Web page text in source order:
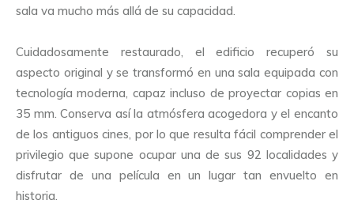
sala va mucho más allá de su capacidad.
Cuidadosamente restaurado, el edificio recuperó su
aspecto original y se transformó en una sala equipada con
tecnología moderna, capaz incluso de proyectar copias en
35 mm. Conserva así la atmósfera acogedora y el encanto
de los antiguos cines, por lo que resulta fácil comprender el
privilegio que supone ocupar una de sus 92 localidades y
disfrutar de una película en un lugar tan envuelto en
historia.